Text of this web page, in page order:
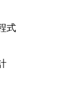
式